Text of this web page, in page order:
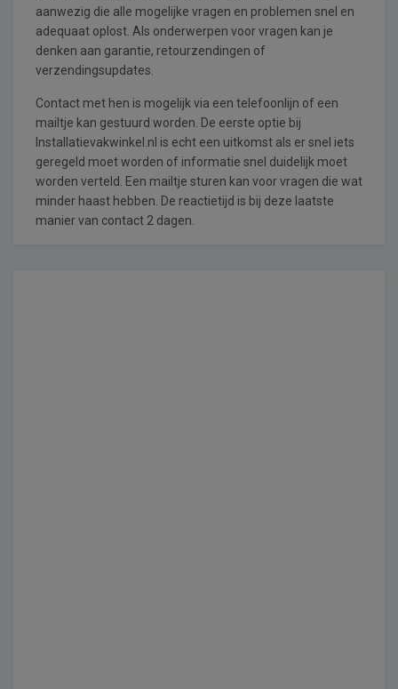
aanwezig die alle mogelijke vragen en problemen snel en
adequaat oplost. Als onderwerpen voor vragen kan je
denken aan garantie, retourzendingen of
verzendingsupdates.
Contact met hen is mogelijk via een telefoonlijn of een
mailtje kan gestuurd worden. De eerste optie bij
Installatievakwinkel.nl is echt een uitkomst als er snel iets
geregeld moet worden of informatie snel duidelijk moet
worden verteld. Een mailtje sturen kan voor vragen die wat
minder haast hebben. De reactietijd is bij deze laatste
manier van contact 2 dagen.